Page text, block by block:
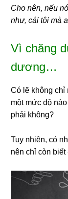
Cho nên, nếu
như, cái tôi mà
Vì chăng
dương…
Có lẽ không
một mức độ
phải không?
Tuy nhiên, có
nên chỉ còn biết